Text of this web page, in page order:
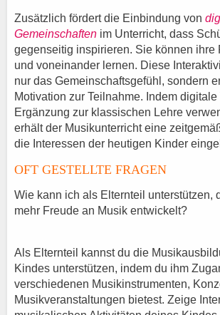
Zusätzlich fördert die Einbindung von
Gemeinschaften im Unterricht, dass
gegenseitig inspirieren. Sie können ihre
und voneinander lernen. Diese
nur das Gemeinschaftsgefühl, sondern
Motivation zur Teilnahme. Indem
Ergänzung zur klassischen Lehre
erhält der Musikunterricht eine
die Interessen der heutigen Kinder
OFT GESTELLTE FRAGEN
Wie kann ich als Elternteil unterstützen,
mehr Freude an Musik entwickelt?
Als Elternteil kannst du die
Kindes unterstützen, indem du ihm
verschiedenen Musikinstrumenten,
Musikveranstaltungen bietest. Zeige